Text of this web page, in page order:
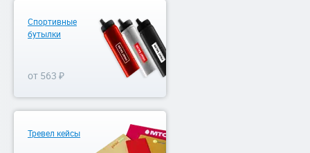
Спортивные
бутылки
от 563 ₽
Тревел кейсы